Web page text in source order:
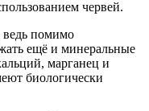
червей.
ведь помимо
ещё и минеральные
марганец и
биологически